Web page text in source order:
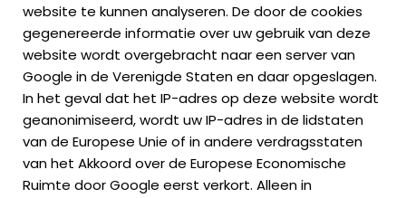
website te kunnen analyseren. De door de cookies
gegenereerde informatie over uw gebruik van deze
website wordt overgebracht naar een server van
Google in de Verenigde Staten en daar opgeslagen.
In het geval dat het IP-adres op deze website wordt
geanonimiseerd, wordt uw IP-adres in de lidstaten
van de Europese Unie of in andere verdragsstaten
van het Akkoord over de Europese Economische
Ruimte door Google eerst verkort. Alleen in